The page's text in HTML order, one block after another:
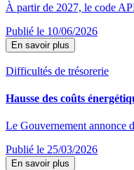
À partir de 2027, le code
Publié le 10/06/2026
En savoir plus
Difficultés de trésorerie
Hausse des coûts
Le Gouvernement annonce
Publié le 25/03/2026
En savoir plus